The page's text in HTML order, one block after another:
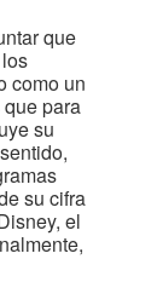
que
como un
para
su
su cifra
el